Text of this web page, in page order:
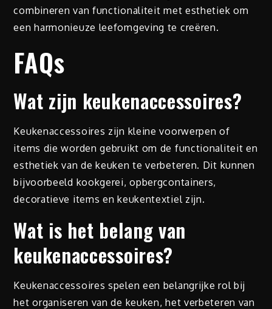
combineren van functionaliteit met esthetiek om
een harmonieuze leefomgeving te creëren.
FAQs
Wat zijn keukenaccessoires?
Keukenaccessoires zijn kleine voorwerpen of
items die worden gebruikt om de functionaliteit en
esthetiek van de keuken te verbeteren. Dit kunnen
bijvoorbeeld kookgerei, opbergcontainers,
decoratieve items en keukentextiel zijn.
Wat is het belang van
keukenaccessoires?
Keukenaccessoires spelen een belangrijke rol bij
het organiseren van de keuken, het verbeteren van